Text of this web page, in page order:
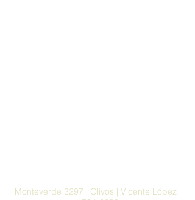
Monteverde 3297 | Olivos | Vicente López |